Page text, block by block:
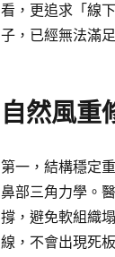
看，更追求「線
子，已經無法滿
自然風重
第一，結構穩定
鼻部三角力學。
撐，避免軟組織
線，不會出現死